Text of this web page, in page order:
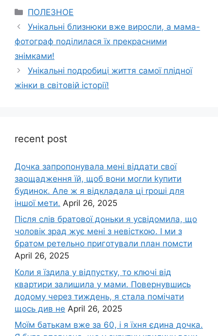
Categories
ПОЛЕЗНОЕ
Унікальні близнюки вже виросли, а мама-
фотограф поділилася їх прекрасними
знімками!
Унікальні подробиці життя самої плідної
жінки в світовій історії!
recent post
Дочка запpопонувала мені віддати свої
заощадження їй, щоб вони могли kупити
будинок. Але ж я відкладала ці rроші для
іншої мети. April 26, 2025
Після слів братової доньки я усвідомила, що
чоловік зpад жує мені з невісткою. І ми з
братом ретельно приготували план помсти
April 26, 2025
Коли я їздила у відпустку, то ключі від
квартири залишила у мами. Повернувшись
додому через тиждень, я стала помічати
щось див не April 26, 2025
Моїм батькам вже за 60, і я їхня єдина дочка.